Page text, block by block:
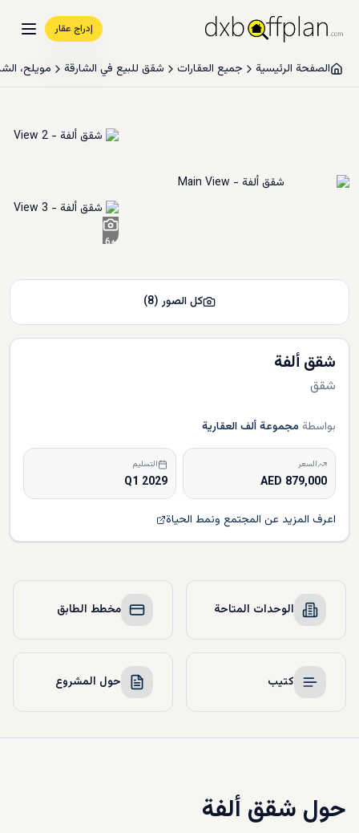
إدراج عقار
الصفحة الرئيسية جميع العقارات شقق للبيع في الشارقة مويلح،
شقق ألفة
شقق
بواسطة مجموعة ألف العقارية
السعر
879,000 AED
التسليم
Q1 2029
اعرف المزيد عن المجتمع ونمط الحياة
+
6
كل الصور(
8
)
الوحدات المتاحة مخطط الطابق
كتيب حول المشروع
حول شقق ألفة